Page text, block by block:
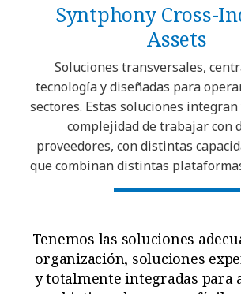
Syntphony Cross-
Assets
Soluciones transversales,
tecnología y diseñadas para
sectores. Estas soluciones
complejidad de trabajar con
proveedores, con distintas
que combinan distintas
Tenemos las soluciones
organización, soluciones
y totalmente integradas para